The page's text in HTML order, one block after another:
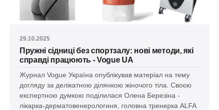
29.10.2025
Пружні сідниці без спортзалу: нові методи, які
справді працюють - Vogue UA
Журнал Vogue Україна опублікував матеріал на тему
догляду за делікатною ділянкою жіночого тіла. Своєю
експертною думкою поділилася Олена Березіна -
лікарка-дерматовенерологиня, головна тренерка ALFA